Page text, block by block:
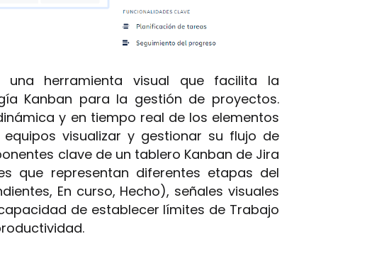
herramienta visual que facilita la
Kanban para la gestión de proyectos.
y en tiempo real de los elementos
visualizar y gestionar su flujo de
clave de un tablero Kanban de Jira
que representan diferentes etapas del
En curso, Hecho), señales visuales
de establecer límites de Trabajo